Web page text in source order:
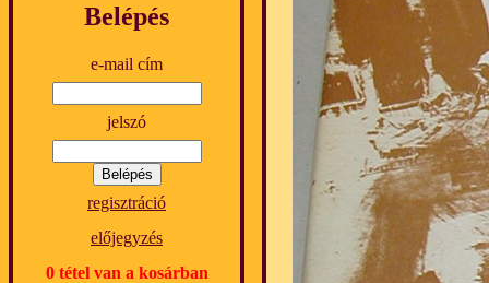
Belépés
e-mail cím
jelszó
regisztráció
előjegyzés
0 tétel van a kosárban